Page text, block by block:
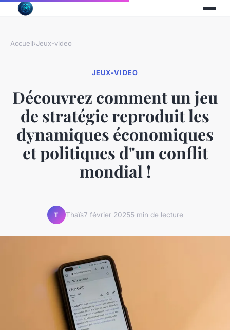
Accueil›Jeux-video
JEUX-VIDEO
Découvrez comment un jeu
de stratégie reproduit les
dynamiques économiques
et politiques d"un conflit
mondial !
T Thaïs7 février 20255 min de lecture